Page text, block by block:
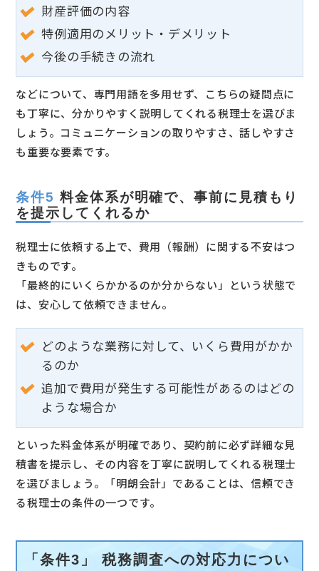
財産評価の内容
特例適用のメリット・デメリット
今後の手続きの流れ
などについて、専門用語を多用せず、こちらの疑問点に
も丁寧に、分かりやすく説明してくれる税理士を選びま
しょう。コミュニケーションの取りやすさ、話しやすさ
も重要な要素です。
条件5 料金体系が明確で、事前に見積もり
を提示してくれるか
税理士に依頼する上で、費用（報酬）に関する不安はつ
きものです。
「最終的にいくらかかるのか分からない」という状態で
は、安心して依頼できません。
どのような業務に対して、いくら費用がかか
るのか
追加で費用が発生する可能性があるのはどの
ような場合か
といった料金体系が明確であり、契約前に必ず詳細な見
積書を提示し、その内容を丁寧に説明してくれる税理士
を選びましょう。「明朗会計」であることは、信頼でき
る税理士の条件の一つです。
「条件3」 税務調査への対応力につい